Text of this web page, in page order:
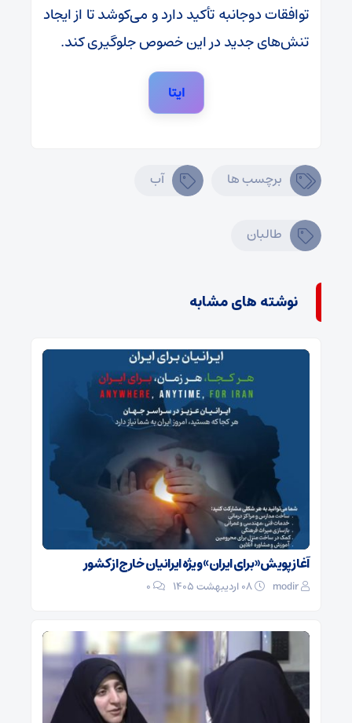
توافقات دوجانبه تأکید دارد و می‌کوشد تا از ایجاد
تنش‌های جدید در این خصوص جلوگیری کند.
ایتا
برچسب ها آب
طالبان
نوشته های مشابه
آغاز پویش «برای ایران» ویژه ایرانیان خارج از کشور
modir
0